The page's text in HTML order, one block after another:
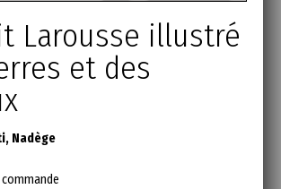
Larousse illustré
et des
Nadège